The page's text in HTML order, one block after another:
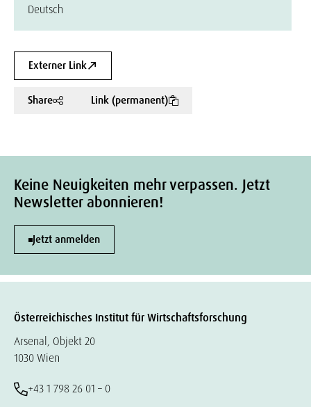
Deutsch
Externer Link
Share Link (permanent)
Keine Neuigkeiten mehr verpassen. Jetzt
Newsletter abonnieren!
Jetzt anmelden
Österreichisches Institut für Wirtschaftsforschung
Arsenal, Objekt 20
1030 Wien
+43 1 798 26 01 – 0